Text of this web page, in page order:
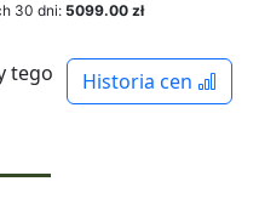
30 dni: 5099.00 zł
Historia cen
tego